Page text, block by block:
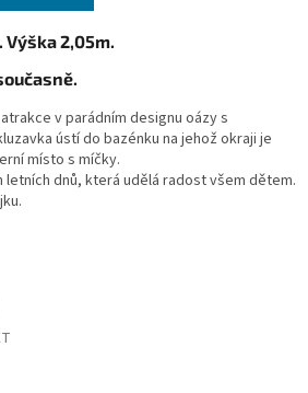
Výška 2,05m.
v parádním designu oázy s
ústí do bazénku na jehož okraji je
místo s míčky.
dnů, která udělá radost všem dětem.